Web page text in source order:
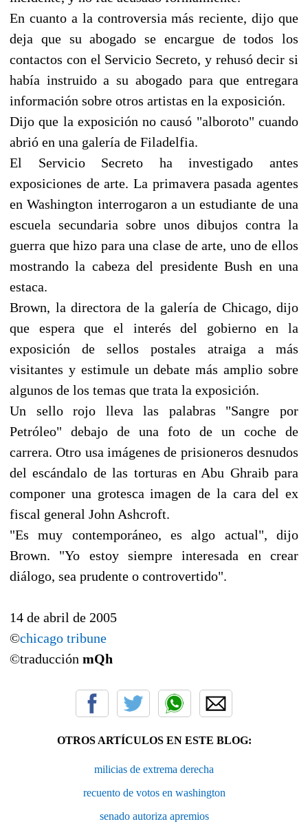
En cuanto a la controversia más reciente, dijo que
deja que su abogado se encargue de todos los
contactos con el Servicio Secreto, y rehusó decir si
había instruido a su abogado para que entregara
información sobre otros artistas en la exposición.
Dijo que la exposición no causó "alboroto" cuando
abrió en una galería de Filadelfia.
El Servicio Secreto ha investigado antes
exposiciones de arte. La primavera pasada agentes
en Washington interrogaron a un estudiante de una
escuela secundaria sobre unos dibujos contra la
guerra que hizo para una clase de arte, uno de ellos
mostrando la cabeza del presidente Bush en una
estaca.
Brown, la directora de la galería de Chicago, dijo
que espera que el interés del gobierno en la
exposición de sellos postales atraiga a más
visitantes y estimule un debate más amplio sobre
algunos de los temas que trata la exposición.
Un sello rojo lleva las palabras "Sangre por
Petróleo" debajo de una foto de un coche de
carrera. Otro usa imágenes de prisioneros desnudos
del escándalo de las torturas en Abu Ghraib para
componer una grotesca imagen de la cara del ex
fiscal general John Ashcroft.
"Es muy contemporáneo, es algo actual", dijo
Brown. "Yo estoy siempre interesada en crear
diálogo, sea prudente o controvertido".
14 de abril de 2005
©chicago tribune
©traducción mQh
OTROS ARTÍCULOS EN ESTE BLOG:
milicias de extrema derecha
recuento de votos en washington
senado autoriza apremios